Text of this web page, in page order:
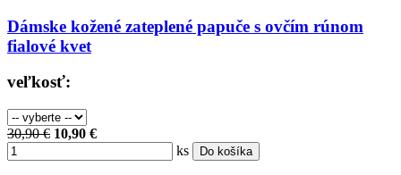
Dámske kožené zateplené papuče s ovčím rúnom
fialové kvet
veľkosť:
30,90 € 10,90 €
ks
Do košíka